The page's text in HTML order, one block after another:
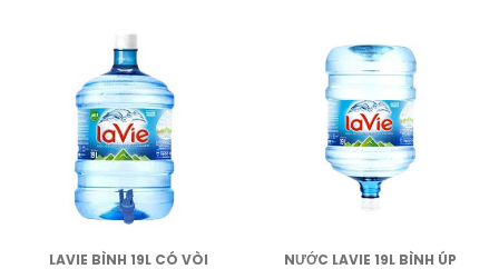
LAVIE BÌNH 19L CÓ VÒI
NƯỚC LAVIE 19L BÌNH ÚP